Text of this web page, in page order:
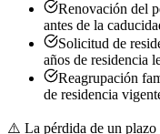
Renovación del
antes de la
Solicitud de
años de residencia
Reagrupación
de residencia
⚠️ La pérdida de un